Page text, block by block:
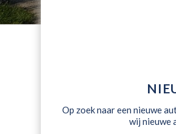
Op zoek naar een nieuwe
wij nieuwe